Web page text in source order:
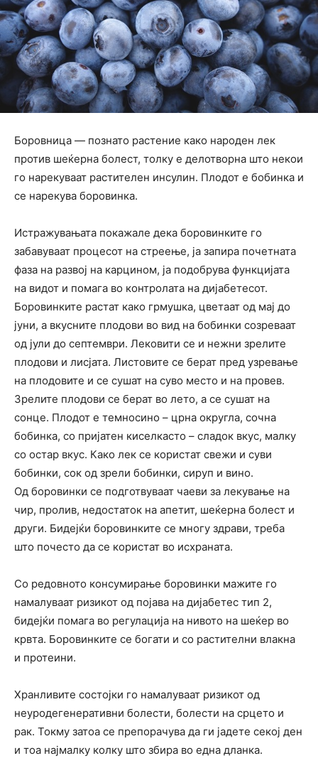
Боровница — познато растение како народен лек
против шеќерна болест, толку е делотворна што некои
го нарекуваат растителен инсулин. Плодот е бобинка и
се нарекува боровинка.
Истражувањата покажале дека боровинките го
забавуваат процесот на стреење, ја запира почетната
фаза на развој на карцином, ја подобрува функцијата
на видот и помага во контролата на дијабетесот.
Боровинките растат како грмушка, цветаат од мај до
јуни, а вкусните плодови во вид на бобинки созреваат
од јули до септември. Лековити се и нежни зрелите
плодови и лисјата. Листовите се берат пред узревање
на плодовите и се сушат на суво место и на провев.
Зрелите плодови се берат во лето, а се сушат на
сонце. Плодот е темносино – црна округла, сочна
бобинка, со пријатен киселкасто – сладок вкус, малку
со остар вкус. Како лек се користат свежи и суви
бобинки, сок од зрели бобинки, сируп и вино.
Од боровинки се подготвуваат чаеви за лекување на
чир, пролив, недостаток на апетит, шеќерна болест и
други. Бидејќи боровинките се многу здрави, треба
што почесто да се користат во исхраната.
Со редовното консумирање боровинки мажите го
намалуваат ризикот од појава на дијабетес тип 2,
бидејќи помага во регулација на нивото на шеќер во
крвта. Боровинките се богати и со растителни влакна
и протеини.
Хранливите состојки го намалуваат ризикот од
неуродегенеративни болести, болести на срцето и
рак. Токму затоа се препорачува да ги јадете секој ден
и тоа најмалку колку што збира во една дланка.